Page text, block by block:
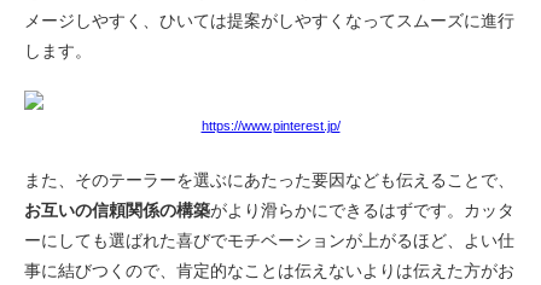
メージしやすく、ひいては提案がしやすくなってスムーズに進行
します。
https://www.pinterest.jp/
また、そのテーラーを選ぶにあたった要因なども伝えることで、
お互いの信頼関係の構築がより滑らかにできるはずです。カッタ
ーにしても選ばれた喜びでモチベーションが上がるほど、よい仕
事に結びつくので、肯定的なことは伝えないよりは伝えた方がお